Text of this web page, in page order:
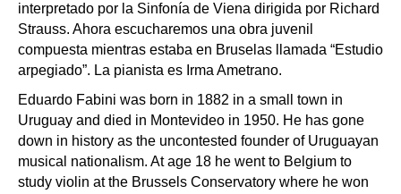
interpretado por la Sinfonía de Viena dirigida por Richard
Strauss. Ahora escucharemos una obra juvenil
compuesta mientras estaba en Bruselas llamada “Estudio
arpegiado”. La pianista es Irma Ametrano.
Eduardo Fabini was born in 1882 in a small town in
Uruguay and died in Montevideo in 1950. He has gone
down in history as the uncontested founder of Uruguayan
musical nationalism. At age 18 he went to Belgium to
study violin at the Brussels Conservatory where he won